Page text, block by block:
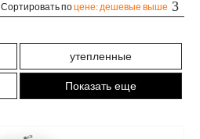
Сортировать поцене: дешевые выше
утепленные
Показать еще